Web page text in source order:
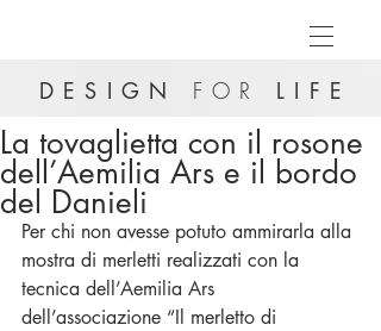
DESIGN FOR LIFE
La tovaglietta con il rosone
dell’Aemilia Ars e il bordo
del Danieli
Per chi non avesse potuto ammirarla alla
mostra di merletti realizzati con la
tecnica dell’Aemilia Ars
dell’associazione “Il merletto di